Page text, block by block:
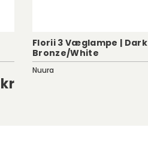
Florii 3 Væglampe | Dark
Bronze/White
Nuura